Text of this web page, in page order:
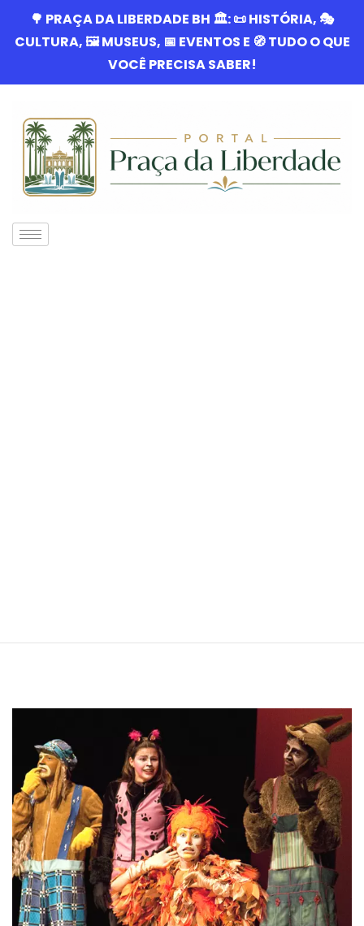
🌳 PRAÇA DA LIBERDADE BH 🏛️: 📜 HISTÓRIA, 🎭
CULTURA, 🖼️ MUSEUS, 📅 EVENTOS E 🧭 TUDO O QUE
VOCÊ PRECISA SABER!